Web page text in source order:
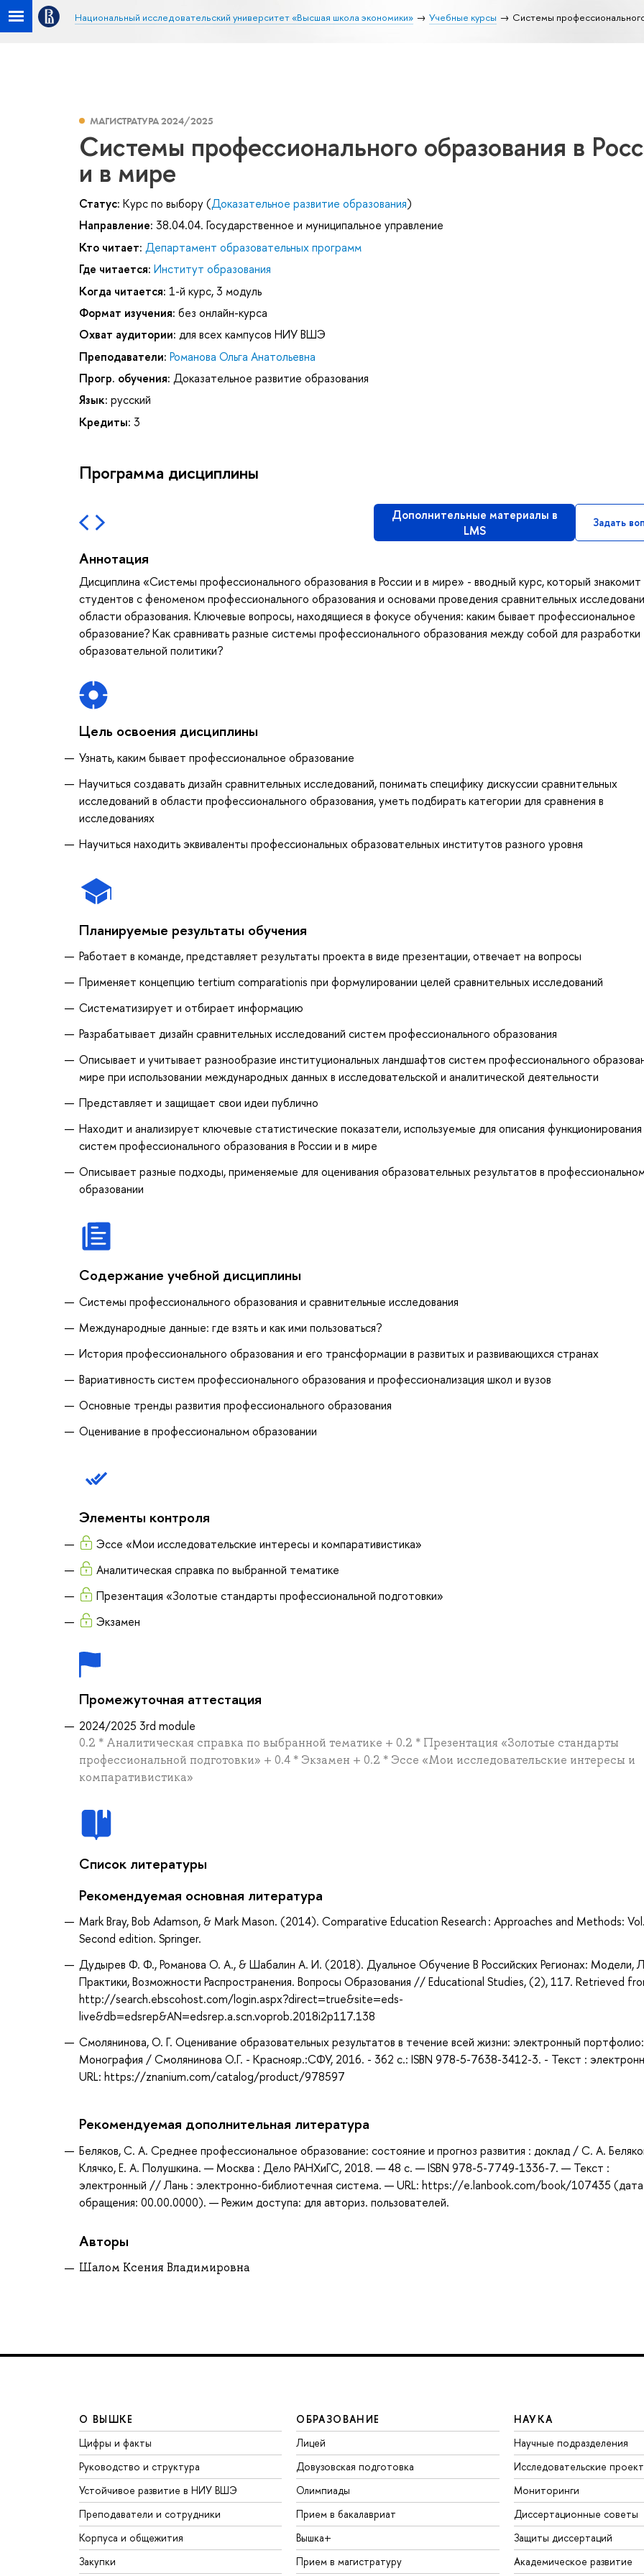
Национальный исследовательский университет «Высшая школа экономики» Учебные курсы Системы
МАГИСТРАТУРА 2024/2025
Системы профессионального образования в
и в мире
Статус: Курс по выбору (Доказательное развитие образования)
Направление: 38.04.04. Государственное и муниципальное управление
Кто читает: Департамент образовательных программ
Где читается: Институт образования
Когда читается: 1-й курс, 3 модуль
Формат изучения: без онлайн-курса
Охват аудитории: для всех кампусов НИУ ВШЭ
Преподаватели: Романова Ольга Анатольевна
Прогр. обучения: Доказательное развитие образования
Язык: русский
Кредиты: 3
Программа дисциплины
Дополнительные материалы в
LMS
Задать
Аннотация
Дисциплина «Системы профессионального образования в России и в мире» - вводный курс, который знакомит
студентов с феноменом профессионального образования и основами проведения сравнительных
области образования. Ключевые вопросы, находящиеся в фокусе обучения: каким бывает профессиональное
образование? Как сравнивать разные системы профессионального образования между собой для разработки
образовательной политики?
Цель освоения дисциплины
Узнать, каким бывает профессиональное образование
Научиться создавать дизайн сравнительных исследований, понимать специфику дискуссии сравнительных
исследований в области профессионального образования, уметь подбирать категории для сравнения в
исследованиях
Научиться находить эквиваленты профессиональных образовательных институтов разного уровня
Планируемые результаты обучения
Работает в команде, представляет результаты проекта в виде презентации, отвечает на вопросы
Применяет концепцию tertium comparationis при формулировании целей сравнительных исследований
Систематизирует и отбирает информацию
Разрабатывает дизайн сравнительных исследований систем профессионального образования
Описывает и учитывает разнообразие институциональных ландшафтов систем профессионального
мире при использовании международных данных в исследовательской и аналитической деятельности
Представляет и защищает свои идеи публично
Находит и анализирует ключевые статистические показатели, используемые для описания функционирования
систем профессионального образования в России и в мире
Описывает разные подходы, применяемые для оценивания образовательных результатов в
образовании
Содержание учебной дисциплины
Системы профессионального образования и сравнительные исследования
Международные данные: где взять и как ими пользоваться?
История профессионального образования и его трансформации в развитых и развивающихся странах
Вариативность систем профессионального образования и профессионализация школ и вузов
Основные тренды развития профессионального образования
Оценивание в профессиональном образовании
Элементы контроля
Эссе «Мои исследовательские интересы и компаративистика»
Аналитическая справка по выбранной тематике
Презентация «Золотые стандарты профессиональной подготовки»
Экзамен
Промежуточная аттестация
2024/2025 3rd module
0.2 * Аналитическая справка по выбранной тематике + 0.2 * Презентация «Золотые стандарты
профессиональной подготовки» + 0.4 * Экзамен + 0.2 * Эссе «Мои исследовательские интересы и
компаративистика»
Список литературы
Рекомендуемая основная литература
Mark Bray, Bob Adamson, & Mark Mason. (2014). Comparative Education Research : Approaches and Methods: Vol.
Second edition. Springer.
Дудырев Ф. Ф., Романова О. А., & Шабалин А. И. (2018). Дуальное Обучение В Российских Регионах: Модели,
Практики, Возможности Распространения. Вопросы Образования // Educational Studies, (2), 117. Retrieved
http://search.ebscohost.com/login.aspx?direct=true&site=eds-
live&db=edsrep&AN=edsrep.a.scn.voprob.2018i2p117.138
Смолянинова, О. Г. Оценивание образовательных результатов в течение всей жизни: электронный портфолио:
Монография / Смолянинова О.Г. - Краснояр.:СФУ, 2016. - 362 с.: ISBN 978-5-7638-3412-3. - Текст :
URL: https://znanium.com/catalog/product/978597
Рекомендуемая дополнительная литература
Беляков, С. А. Среднее профессиональное образование: состояние и прогноз развития : доклад / С. А.
Клячко, Е. А. Полушкина. — Москва : Дело РАНХиГС, 2018. — 48 с. — ISBN 978-5-7749-1336-7. — Текст :
электронный // Лань : электронно-библиотечная система. — URL: https://e.lanbook.com/book/107435 (дата
обращения: 00.00.0000). — Режим доступа: для авториз. пользователей.
Авторы
Шалом Ксения Владимировна
О ВЫШКЕ
Цифры и факты
Руководство и структура
Устойчивое развитие в НИУ ВШЭ
Преподаватели и сотрудники
Корпуса и общежития
Закупки
ОБРАЗОВАНИЕ
Лицей
Довузовская подготовка
Олимпиады
Прием в бакалавриат
Вышка+
Прием в магистратуру
НАУКА
Научные подразделения
Исследовательские
Мониторинги
Диссертационные советы
Защиты диссертаций
Академическое развитие